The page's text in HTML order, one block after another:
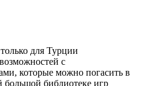
для Турции
с
которые можно погасить в
большой библиотеке игр